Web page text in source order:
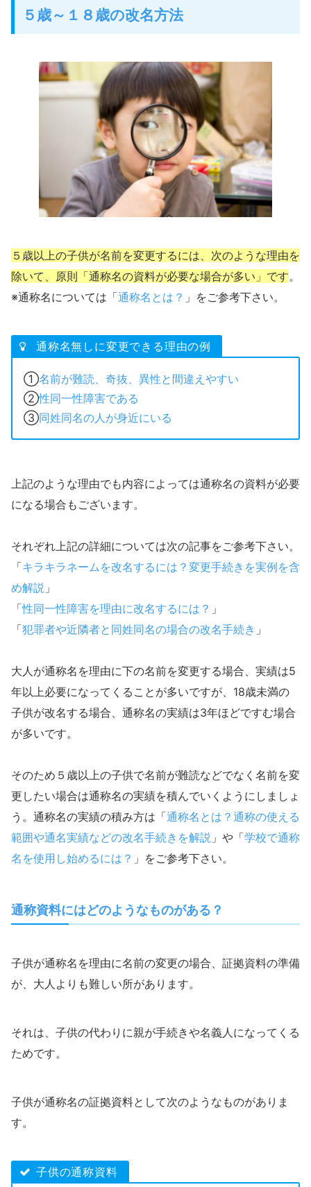
５歳～１８歳の改名方法
５歳以上の子供が名前を変更するには、次のような理由を
除いて、原則「通称名の資料が必要な場合が多い」です。
※通称名については「通称名とは？ 」をご参考下さい。
通称名無しに変更できる理由の例
①名前が難読、奇抜、異性と間違えやすい
②性同一性障害である
③同姓同名の人が身近にいる
上記のような理由でも内容によっては通称名の資料が必要
になる場合もございます。
それぞれ上記の詳細については次の記事をご参考下さい。
「キラキラネームを改名するには？変更手続きを実例を含
め解説 」
「性同一性障害を理由に改名するには？ 」
「犯罪者や近隣者と同姓同名の場合の改名手続き 」
大人が通称名を理由に下の名前を変更する場合、実績は5
年以上必要になってくることが多いですが、18歳未満の
子供が改名する場合、通称名の実績は3年ほどですむ場合
が多いです。
そのため５歳以上の子供で名前が難読などでなく名前を変
更したい場合は通称名の実績を積んでいくようにしましょ
う。通称名の実績の積み方は「通称名とは？通称の使える
範囲や通名実績などの改名手続きを解説 」や「学校で通称
名を使用し始めるには？ 」をご参考下さい。
通称資料にはどのようなものがある？
子供が通称名を理由に名前の変更の場合、証拠資料の準備
が、大人よりも難しい所があります。
​それは、子供の代わりに親が手続きや名義人になってくる
ためです。
​子供が通称名の証拠資料として次のようなものがありま
す。
子供の通称資料